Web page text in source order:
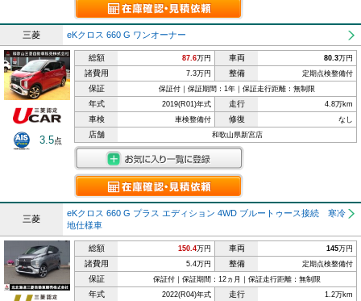
三菱 eKクロス 660 G ワンオーナー
3.5点
総額 87.6万円 車両 80.3万円
諸費用 7.3万円 整備 定期点検整備付
保証 保証付｜保証期間：1年｜保証走行距離：無制限
年式 2019(R01)年式 走行 4.8万km
車検 車検整備付 修復 なし
店舗 和歌山県新宮店
三菱
eKクロス 660 G プラス エディション 4WD ブルートゥース接続 寒冷
地仕様車
総額 150.4万円 車両 145万円
諸費用 5.4万円 整備 定期点検整備付
保証 保証付｜保証期間：12ヵ月｜保証走行距離：無制限
年式 2022(R04)年式 走行 1.2万km